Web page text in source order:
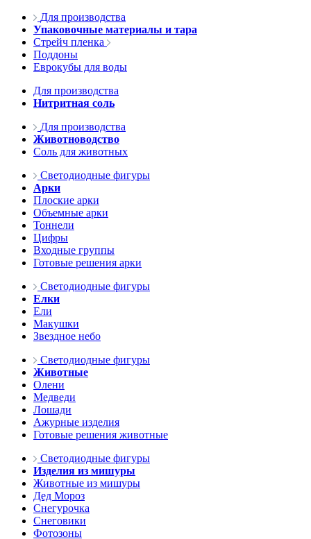
Для производства
Упаковочные материалы и тара
Стрейч пленка
Поддоны
Еврокубы для воды
Для производства
Нитритная соль
Для производства
Животноводство
Соль для животных
Светодиодные фигуры
Арки
Плоские арки
Объемные арки
Тоннели
Цифры
Входные группы
Готовые решения арки
Светодиодные фигуры
Елки
Ели
Макушки
Звездное небо
Светодиодные фигуры
Животные
Олени
Медведи
Лошади
Ажурные изделия
Готовые решения животные
Светодиодные фигуры
Изделия из мишуры
Животные из мишуры
Дед Мороз
Снегурочка
Снеговики
Фотозоны